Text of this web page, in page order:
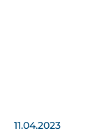
11.04.2023